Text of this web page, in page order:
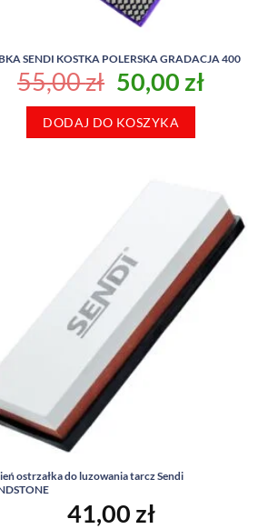
SENDI KOSTKA POLERSKA GRADACJA 400
55,00zł Pierwotna
cena
wynosiła:
50,00 zł
DODAJ DO KOSZYKA
ostrzałka do luzowania tarcz Sendi
41,00 zł